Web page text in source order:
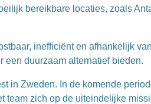
bereikbare locaties, zoals
inefficiënt en afhankelijk
een duurzaam alternatief bieden.
in Zweden. In de komende
team zich op de uiteindelijke